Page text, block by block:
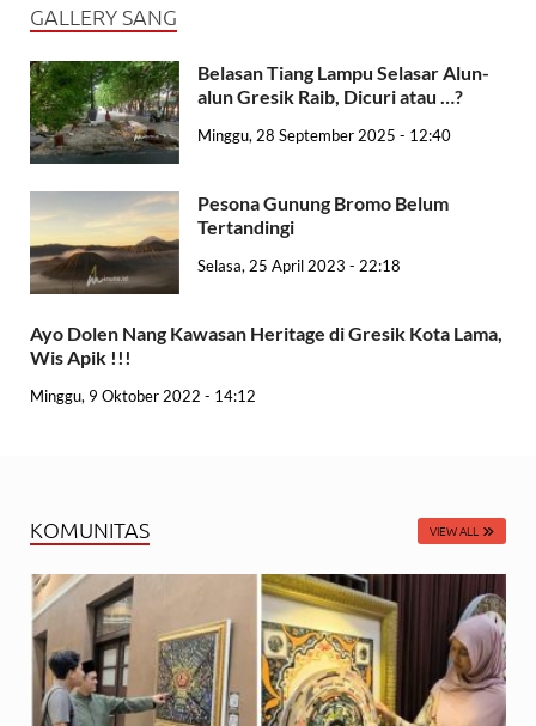
GALLERY SANG
Belasan Tiang Lampu Selasar Alun-
alun Gresik Raib, Dicuri atau …?
Minggu, 28 September 2025 - 12:40
Pesona Gunung Bromo Belum
Tertandingi
Selasa, 25 April 2023 - 22:18
Ayo Dolen Nang Kawasan Heritage di Gresik Kota Lama,
Wis Apik !!!
Minggu, 9 Oktober 2022 - 14:12
KOMUNITAS VIEW ALL